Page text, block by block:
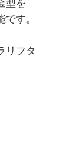
型を
す。
リフタ